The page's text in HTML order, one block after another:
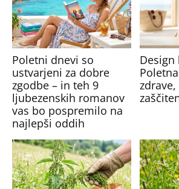
Poletni dnevi so
ustvarjeni za dobre
zgodbe – in teh 9
ljubezenskih romanov
vas bo pospremilo na
najlepši oddih
Design